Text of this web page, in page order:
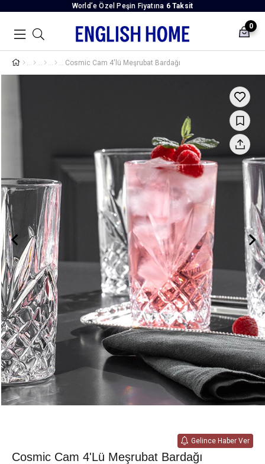
World’e Özel Peşin Fiyatına 6 Taksit
0
Cosmic Cam 4'lü Meşrubat Bardağı
Gelince Haber Ver
Cosmic Cam 4'lü Meşrubat Bardağı